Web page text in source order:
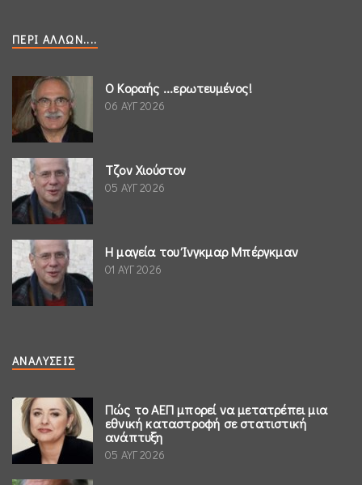
ΠΕΡΊ ΆΛΛΩΝ....
Ο Κοραής ...ερωτευμένος!
06 ΑΥΓ 2026
Τζον Χιούστον
05 ΑΥΓ 2026
Η μαγεία του Ίνγκμαρ Μπέργκμαν
01 ΑΥΓ 2026
ΑΝΑΛΎΣΕΙΣ
Πώς το ΑΕΠ μπορεί να μετατρέπει μια
εθνική καταστροφή σε στατιστική
ανάπτυξη
05 ΑΥΓ 2026